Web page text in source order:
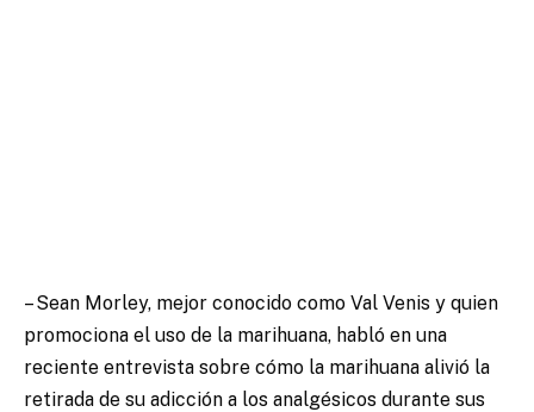
– Sean Morley, mejor conocido como Val Venis y quien
promociona el uso de la marihuana, habló en una
reciente entrevista sobre cómo la marihuana alivió la
retirada de su adicción a los analgésicos durante sus